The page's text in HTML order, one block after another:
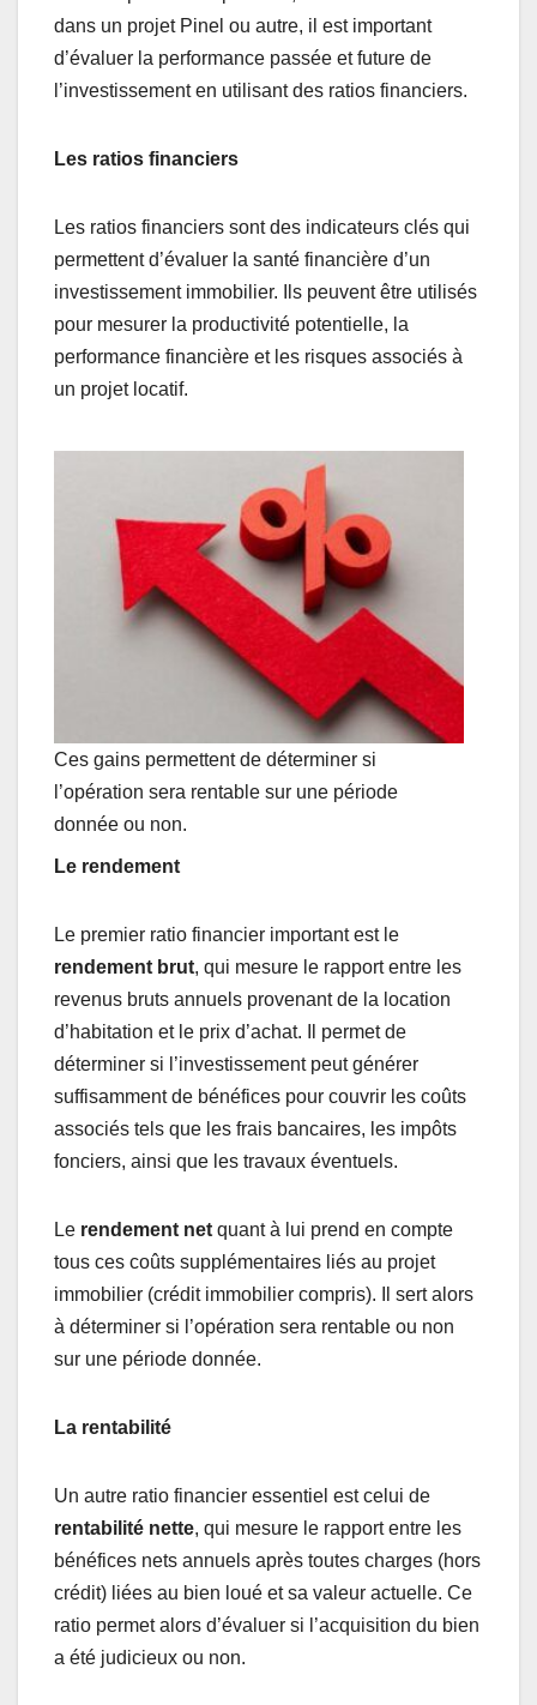
dans un projet Pinel ou autre, il est important
d’évaluer la performance passée et future de
l’investissement en utilisant des ratios financiers.
Les ratios financiers
Les ratios financiers sont des indicateurs clés qui
permettent d’évaluer la santé financière d’un
investissement immobilier. Ils peuvent être utilisés
pour mesurer la productivité potentielle, la
performance financière et les risques associés à
un projet locatif.
Ces gains permettent de déterminer si
l’opération sera rentable sur une période
donnée ou non.
Le rendement
Le premier ratio financier important est le
rendement brut, qui mesure le rapport entre les
revenus bruts annuels provenant de la location
d’habitation et le prix d’achat. Il permet de
déterminer si l’investissement peut générer
suffisamment de bénéfices pour couvrir les coûts
associés tels que les frais bancaires, les impôts
fonciers, ainsi que les travaux éventuels.
Le rendement net quant à lui prend en compte
tous ces coûts supplémentaires liés au projet
immobilier (crédit immobilier compris). Il sert alors
à déterminer si l’opération sera rentable ou non
sur une période donnée.
La rentabilité
Un autre ratio financier essentiel est celui de
rentabilité nette, qui mesure le rapport entre les
bénéfices nets annuels après toutes charges (hors
crédit) liées au bien loué et sa valeur actuelle. Ce
ratio permet alors d’évaluer si l’acquisition du bien
a été judicieux ou non.